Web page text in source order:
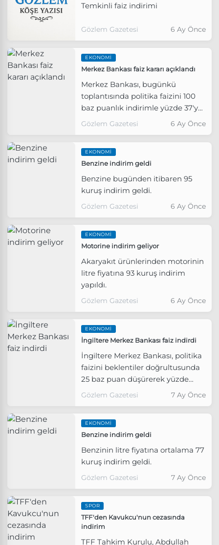
Temkinli faiz indirimi
Gözlem Gazetesi 6 Ay Önce
EKONOMI
Merkez Bankası faiz kararı açıklandı
Merkez Bankası, bugünkü
toplantısında politika faizini 100
baz puanlık indirimle yüzde 37'ye
düşürdü.
Gözlem Gazetesi 6 Ay Önce
EKONOMI
Benzine indirim geldi
Benzine bugünden itibaren 95
kuruş indirim geldi.
Gözlem Gazetesi 6 Ay Önce
EKONOMI
Motorine indirim geliyor
Akaryakıt ürünlerinden motorinin
litre fiyatına 93 kuruş indirim
yapıldı.
Gözlem Gazetesi 6 Ay Önce
EKONOMI
İngiltere Merkez Bankası faiz indirdi
İngiltere Merkez Bankası, politika
faizini beklentiler doğrultusunda
25 baz puan düşürerek yüzde
3,75'e çekti.
Gözlem Gazetesi 7 Ay Önce
EKONOMI
Benzine indirim geldi
Benzinin litre fiyatına ortalama 77
kuruş indirim geldi.
Gözlem Gazetesi 7 Ay Önce
SPOR
TFF'den Kavukcu'nun cezasında
indirim
TFF Tahkim Kurulu, Abdullah